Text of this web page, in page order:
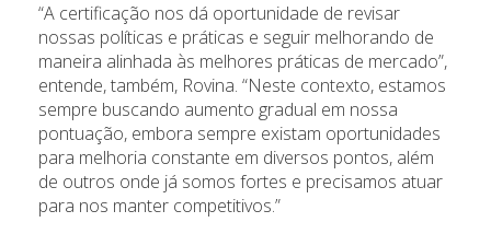
“A certificação nos dá oportunidade de revisar
nossas políticas e práticas e seguir melhorando de
maneira alinhada às melhores práticas de mercado”,
entende, também, Rovina. “Neste contexto, estamos
sempre buscando aumento gradual em nossa
pontuação, embora sempre existam oportunidades
para melhoria constante em diversos pontos, além
de outros onde já somos fortes e precisamos atuar
para nos manter competitivos.”